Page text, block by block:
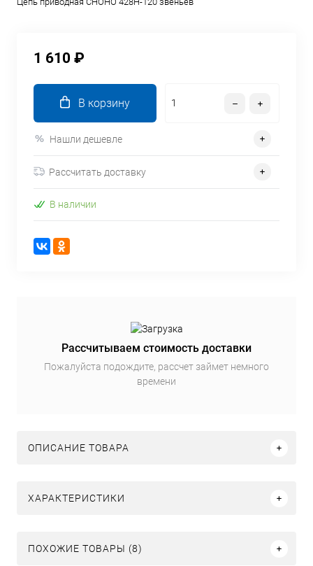
1 610 ₽
В корзину
Нашли дешевле
Рассчитать доставку
В наличии
Рассчитываем стоимость доставки
Пожалуйста подождите, рассчет займет немного
времени
ОПИСАНИЕ ТОВАРА
ХАРАКТЕРИСТИКИ
ПОХОЖИЕ ТОВАРЫ (8)